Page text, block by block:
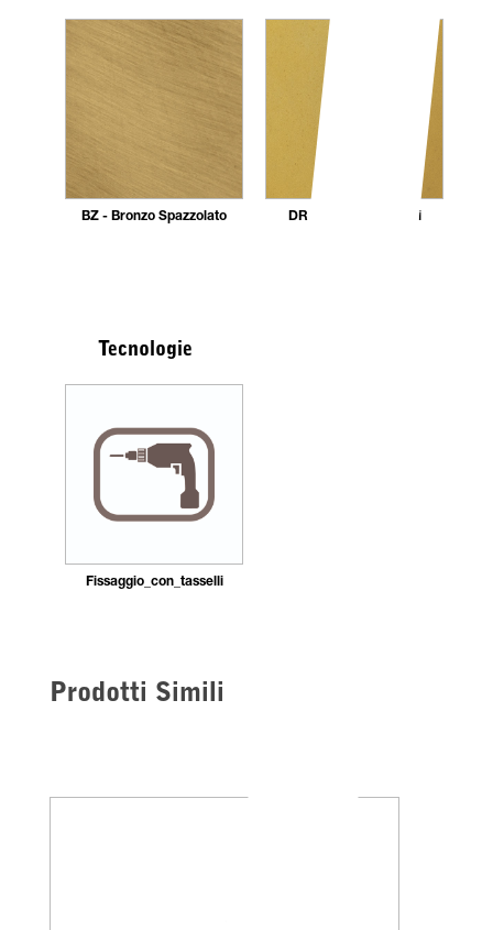
BZ - Bronzo Spazzolato DR - Dorato 24 carati
Tecnologie
Fissaggio_con_tasselli
Prodotti Simili